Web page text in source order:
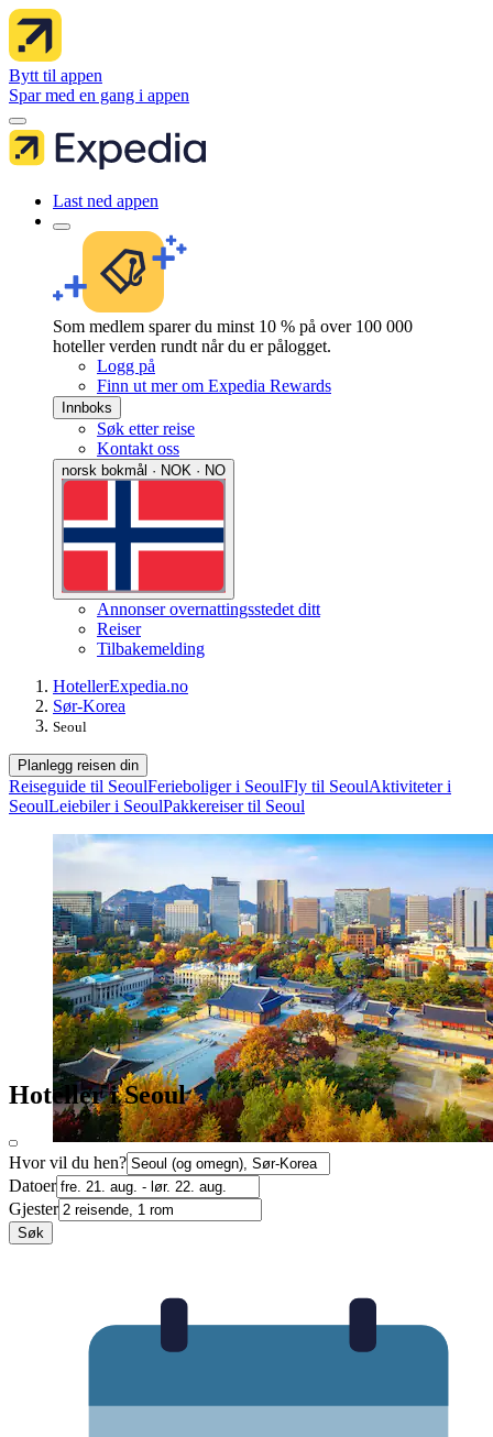
Bytt til appen
Spar med en gang i appen
Last ned appen
Som medlem sparer du minst 10 % på over 100 000
hoteller verden rundt når du er pålogget.
Logg på
Finn ut mer om Expedia Rewards
Innboks
Søk etter reise
Kontakt oss
norsk bokmål · NOK · NO
Annonser overnattingsstedet ditt
Reiser
Tilbakemelding
HotellerExpedia.no
Sør-Korea
Seoul
Planlegg reisen din
Reiseguide til SeoulFerieboliger i SeoulFly til SeoulAktiviteter i
SeoulLeiebiler i SeoulPakkereiser til Seoul
Hoteller i Seoul
Hvor vil du hen?
Datoer
Gjester
Søk